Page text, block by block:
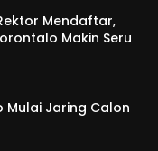
Mendaftar,
Makin Seru
Mulai Jaring Calon